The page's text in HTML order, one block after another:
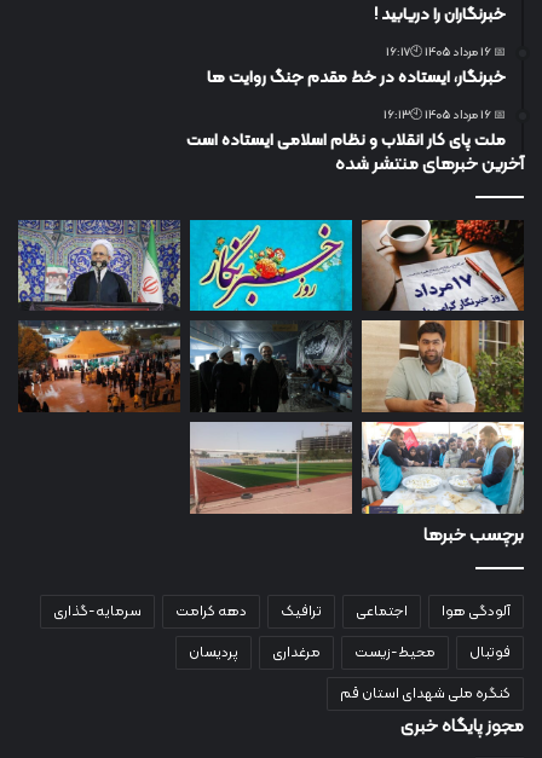
خبرنگاران را دریابید !
📅 16 مرداد 1405 🕙16:17
خبرنگار، ایستاده در خط مقدم جنگ روایت ها
📅 16 مرداد 1405 🕙16:13
ملت پای کار انقلاب و نظام اسلامی ایستاده است
آخرین خبرهای منتشر شده
برچسب خبرها
آلودگی هوا اجتماعی ترافیک دهه کرامت
سرمایه-گذاری
فوتبال
محیط-زیست مرغداری
پردیسان
کنگره ملی شهدای استان قم
مجوز پایگاه خبری